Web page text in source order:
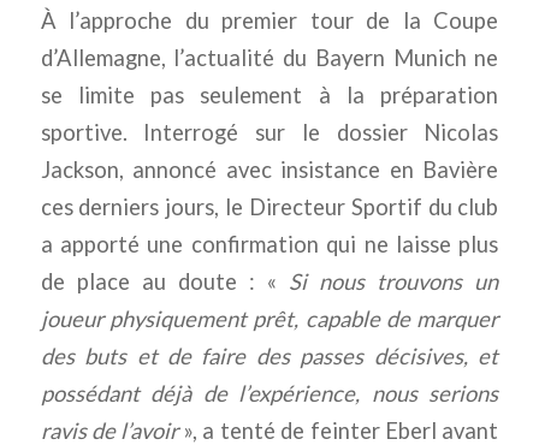
À l’approche du premier tour de la Coupe
d’Allemagne, l’actualité du Bayern Munich ne
se limite pas seulement à la préparation
sportive. Interrogé sur le dossier Nicolas
Jackson, annoncé avec insistance en Bavière
ces derniers jours, le Directeur Sportif du club
a apporté une confirmation qui ne laisse plus
de place au doute : « Si nous trouvons un
joueur physiquement prêt, capable de marquer
des buts et de faire des passes décisives, et
possédant déjà de l’expérience, nous serions
ravis de l’avoir», a tenté de feinter Eberl avant